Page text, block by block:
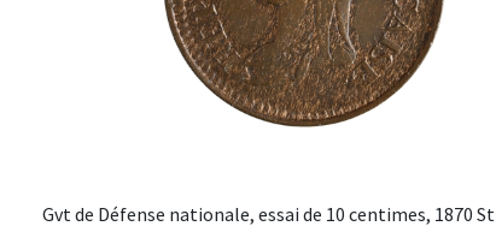
Gvt de Défense nationale, essai de 10 centimes, 1870